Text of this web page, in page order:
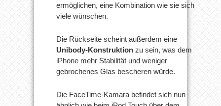
ermöglichen, eine Kombination wie sie sich
viele wünschen.
Die Rückseite scheint außerdem eine
Unibody-Konstruktion zu sein, was dem
iPhone mehr Stabilität und weniger
gebrochenes Glas bescheren würde.
Die FaceTime-Kamara befindet sich nun